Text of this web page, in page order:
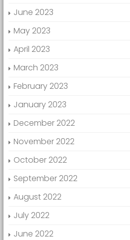
June 2023
May 2023
April 2023
March 2023
February 2023
January 2023
December 2022
November 2022
October 2022
September 2022
August 2022
July 2022
June 2022